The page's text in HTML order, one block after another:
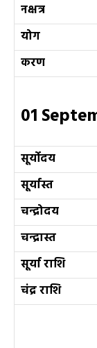
नक्षत्र
योग
करण
01
सूर्योदय
सूर्यास्त
चन्द्रोदय
चन्द्रास्त
सूर्या राशि
चंद्र राशि